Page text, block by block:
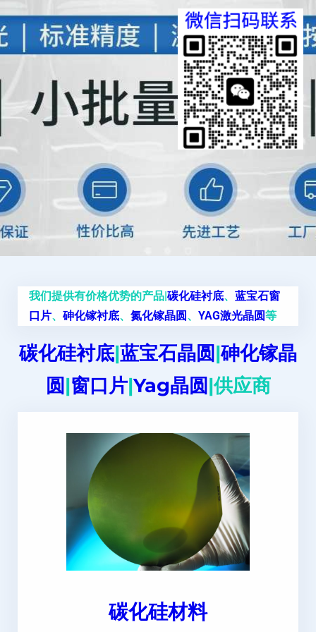
我们提供有价格优势的产品|碳化硅衬底、 蓝宝石窗
口片、 砷化镓衬底、 氮化镓晶圆、 YAG激光晶圆等
碳化硅衬底|蓝宝石晶圆|砷化镓晶
圆|窗口片|Yag晶圆|供应商
碳化硅材料